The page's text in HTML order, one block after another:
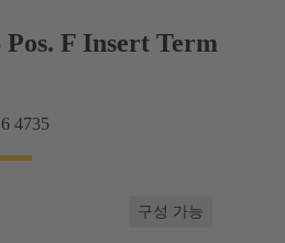
F Insert Term
4735
구성 가능